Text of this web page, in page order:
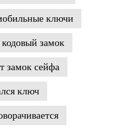
ключи
замок
замок сейфа
ключ